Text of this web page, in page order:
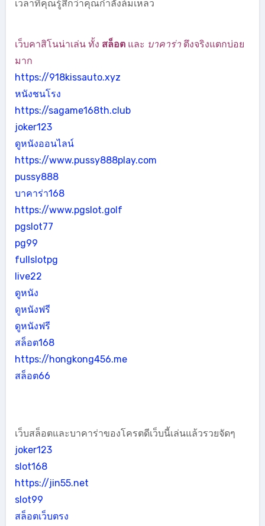
เวลาที่คุณรู้สึกว่าคุณกำลังล้มเหลว
เว็บคาสิโนน่าเล่น ทั้ง สล็อตและ บาคาร่าตึงจริงแตกบ่อย
มาก
https://918kissauto.xyz
หนังชนโรง
https://sagame168th.club
joker123
ดูหนังออนไลน์
https://www.pussy888play.com
pussy888
บาคาร่า168
https://www.pgslot.golf
pgslot77
pg99
fullslotpg
live22
ดูหนัง
ดูหนังฟรี
ดูหนังฟรี
สล็อต168
https://hongkong456.me
สล็อต66
เว็บสล็อตและบาคาร่าของโครตดีเว็บนี้เล่นแล้วรวยจัดๆ
joker123
slot168
https://jin55.net
slot99
สล็อตเว็บตรง